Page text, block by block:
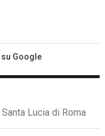
Google
Lucia di Roma